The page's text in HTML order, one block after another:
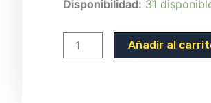
Disponibilidad: 31
VELCRO
3M
DUAL
Añadir al